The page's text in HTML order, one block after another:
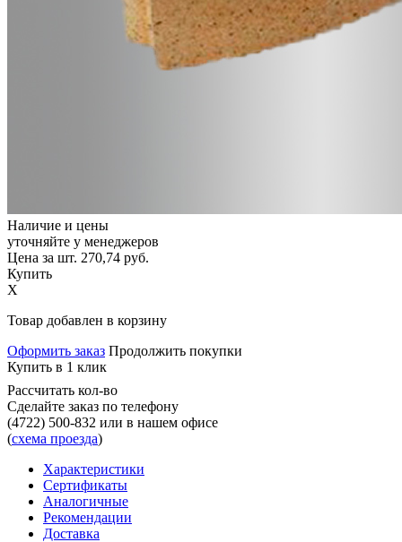
Наличие и цены
уточняйте у менеджеров
Цена за шт. 270,74 руб.
Купить
X
Товар добавлен в корзину
Оформить заказ Продолжить покупки
Купить в 1 клик
Рассчитать кол-во
Сделайте заказ по телефону
(4722) 500-832 или в нашем офисе
(схема проезда)
Характеристики
Сертификаты
Аналогичные
Рекомендации
Доставка